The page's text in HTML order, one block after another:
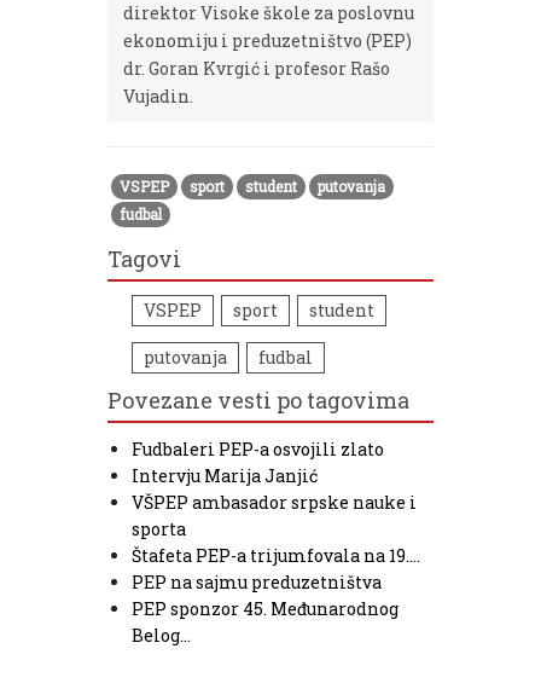
direktor Visoke škole za poslovnu
ekonomiju i preduzetništvo (PEP)
dr. Goran Kvrgić i profesor Rašo
Vujadin.
VSPEP sport student
putovanja
fudbal
Tagovi
VSPEP sport student
putovanja fudbal
Povezane vesti po tagovima
Fudbaleri PEP-a osvojili zlato
Intervju Marija Janjić
VŠPEP ambasador srpske nauke i
sporta
Štafeta PEP-a trijumfovala na 19.…
PEP na sajmu preduzetništva
PEP sponzor 45. Međunarodnog
Belog…